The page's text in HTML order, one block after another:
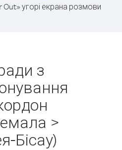
угорі екрана розмови
з
>
Бісау)